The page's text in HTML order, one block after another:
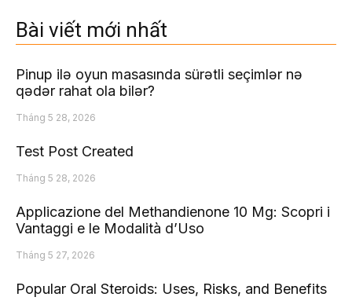
Bài viết mới nhất
Pinup ilə oyun masasında sürətli seçimlər nə
qədər rahat ola bilər?
Tháng 5 28, 2026
Test Post Created
Tháng 5 28, 2026
Applicazione del Methandienone 10 Mg: Scopri i
Vantaggi e le Modalità d’Uso
Tháng 5 27, 2026
Popular Oral Steroids: Uses, Risks, and Benefits